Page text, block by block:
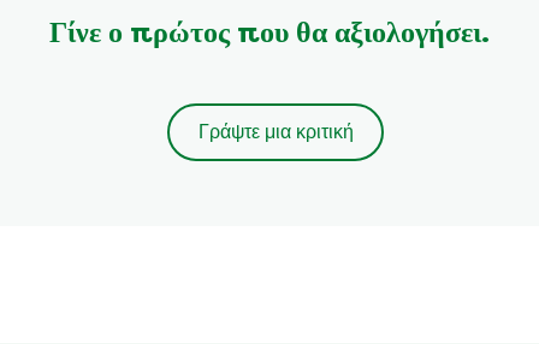
Γίνε ο πρώτος που θα αξιολογήσει.
Γράψτε μια κριτική